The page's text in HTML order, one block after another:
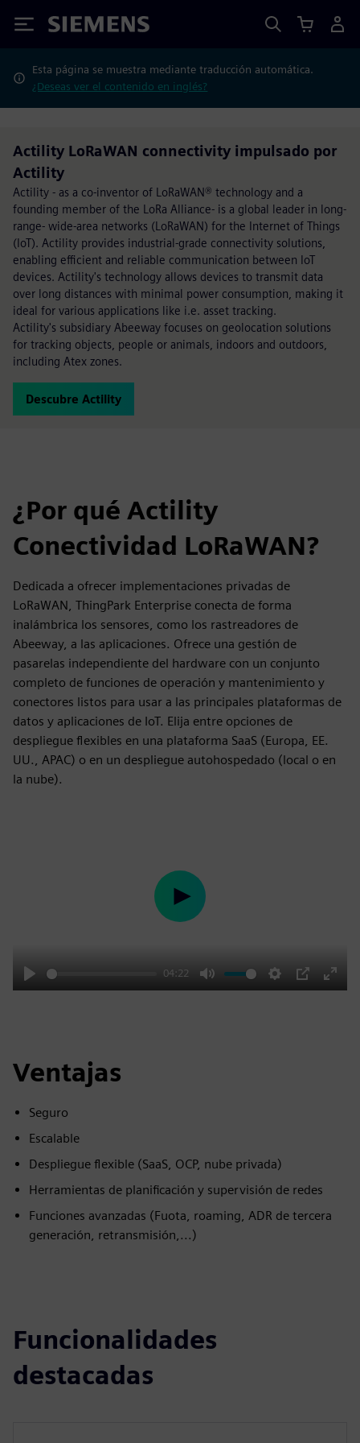
Siemens
Esta página se muestra mediante traducción automática.
¿Deseas ver el contenido en inglés?
Actility LoRaWAN connectivity impulsado por
Actility
Actility - as a co-inventor of LoRaWAN® technology and a
founding member of the LoRa Alliance- is a global leader in long-
range- wide-area networks (LoRaWAN) for the Internet of Things
(IoT). Actility provides industrial-grade connectivity solutions,
enabling efficient and reliable communication between IoT
devices. Actility's technology allows devices to transmit data
over long distances with minimal power consumption, making it
ideal for various applications like i.e. asset tracking.
Actility's subsidiary Abeeway focuses on geolocation solutions
for tracking objects, people or animals, indoors and outdoors,
including Atex zones.
Descubre Actility
¿Por qué Actility
Conectividad LoRaWAN?
Dedicada a ofrecer implementaciones privadas de
LoRaWAN, ThingPark Enterprise conecta de forma
inalámbrica los sensores, como los rastreadores de
Abeeway, a las aplicaciones. Ofrece una gestión de
pasarelas independiente del hardware con un conjunto
completo de funciones de operación y mantenimiento y
conectores listos para usar a las principales plataformas de
datos y aplicaciones de IoT. Elija entre opciones de
despliegue flexibles en una plataforma SaaS (Europa, EE.
UU., APAC) o en un despliegue autohospedado (local o en
la nube).
Play
04:22
Mute Settings
PIP
Enter
Play
Ventajas
Seguro
Escalable
Despliegue flexible (SaaS, OCP, nube privada)
Herramientas de planificación y supervisión de redes
Funciones avanzadas (Fuota, roaming, ADR de tercera
generación, retransmisión,...)
Funcionalidades
destacadas